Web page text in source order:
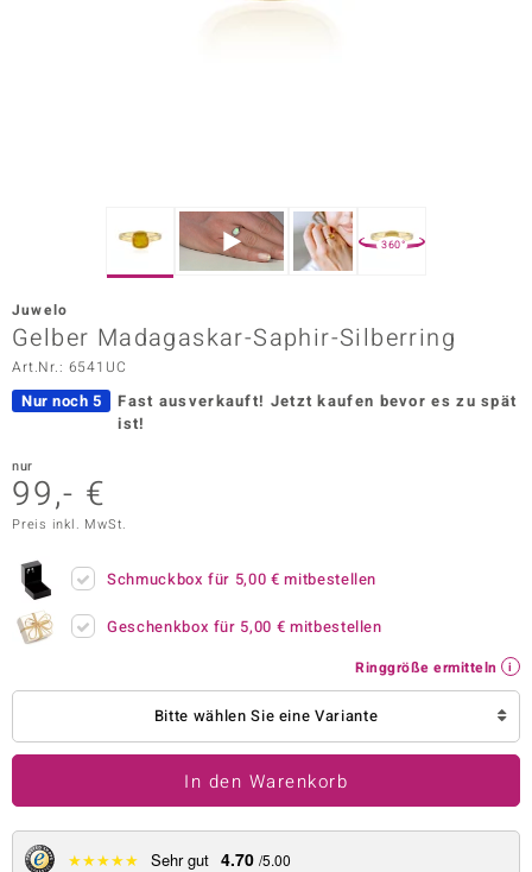
Vogue
BY DE MELO
360°
Juwelo
Gelber Madagaskar-Saphir-Silberring
Art.Nr.: 6541UC
Nur noch 5 Fast ausverkauft! Jetzt kaufen bevor es zu spät
ist!
nur
99,- €
Preis inkl. MwSt.
Schmuckbox für 5,00 € mitbestellen
Geschenkbox für 5,00 € mitbestellen
Ringgröße ermitteln
Bitte wählen Sie eine Variante
In den Warenkorb
★★★★★ Sehr gut 4.70 /5.00